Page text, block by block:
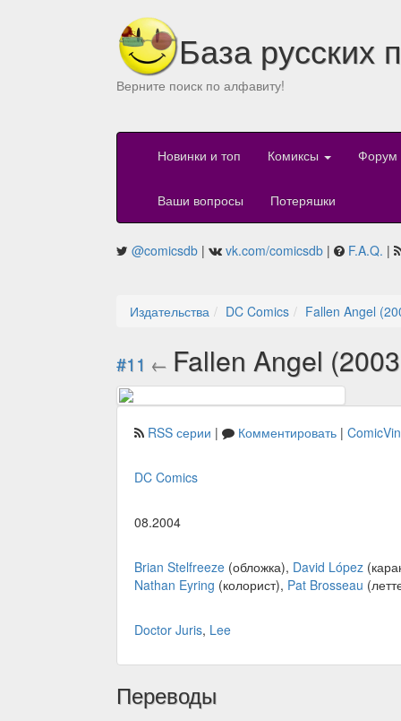
База русских
Верните поиск по алфавиту!
Новинки и топ Комиксы Форум
Ваши вопросы Потеряшки
@comicsdb | vk.com/comicsdb | F.A.Q. |
Издательства DC Comics Fallen Angel
#11 ← Fallen Angel
RSS серии | Комментировать |
DC Comics
08.2004
Brian Stelfreeze (обложка), David López
Nathan Eyring (колорист), Pat Brosseau
Doctor Juris, Lee
Переводы